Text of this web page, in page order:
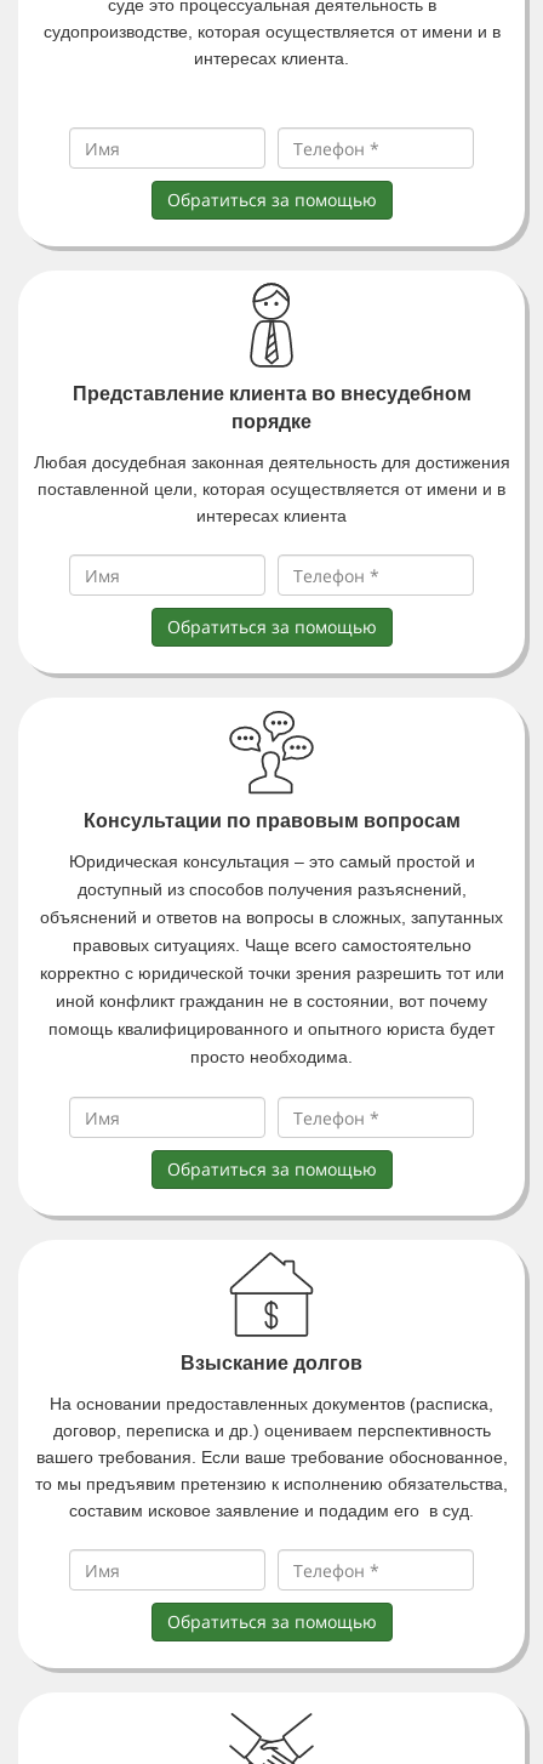
суде это процессуальная деятельность в
судопроизводстве, которая осуществляется от имени и в
интересах клиента.
Обратиться за помощью
Представление клиента во внесудебном
порядке
Любая досудебная законная деятельность для достижения
поставленной цели, которая осуществляется от имени и в
интересах клиента
Обратиться за помощью
Консультации по правовым вопросам
Юридическая консультация – это самый простой и
доступный из способов получения разъяснений,
объяснений и ответов на вопросы в сложных, запутанных
правовых ситуациях. Чаще всего самостоятельно
корректно с юридической точки зрения разрешить тот или
иной конфликт гражданин не в состоянии, вот почему
помощь квалифицированного и опытного юриста будет
просто необходима.
Обратиться за помощью
Взыскание долгов
На основании предоставленных документов (расписка,
договор, переписка и др.) оцениваем перспективность
вашего требования. Если ваше требование обоснованное,
то мы предъявим претензию к исполнению обязательства,
составим исковое заявление и подадим его в суд.
Обратиться за помощью